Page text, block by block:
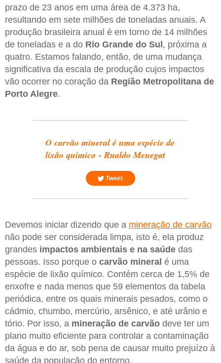
prazo de 23 anos em uma área de 4.373 ha,
resultando em sete milhões de toneladas anuais. A
produção brasileira anual é em torno de 14 milhões
de toneladas e a do Rio Grande do Sul, próxima a
quatro. Estamos falando, então, de uma mudança
significativa da escala de produção cujos impactos
vão ocorrer no coração da Região Metropolitana de
Porto Alegre.
O carvão mineral é uma espécie de
lixão químico - Rualdo Menegat
Tweet.
Devemos iniciar dizendo que a mineração de carvão
não pode ser considerada limpa, isto é, ela produz
grandes impactos ambientais e na saúde das
pessoas. Isso porque o carvão mineral é uma
espécie de lixão químico. Contém cerca de 1,5% de
enxofre e nada menos que 59 elementos da tabela
periódica, entre os quais minerais pesados, como o
cádmio, chumbo, mercúrio, arsênico, e até urânio e
tório. Por isso, a mineração de carvão deve ter um
plano muito eficiente para controlar a contaminação
da água e do ar, sob pena de causar muito prejuízo à
saúde da população do entorno.